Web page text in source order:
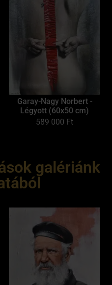
Garay-Nagy Norbert -
Légyott (60x50 cm)
589 000 Ft
galériánk